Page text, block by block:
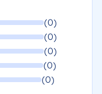
(0)
(0)
(0)
(0)
(0)